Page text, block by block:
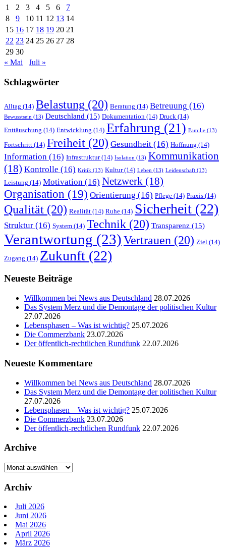
1
2 3 4 5 6
7
8
9 10 11 12 13 14
15 16 17 18 19 20 21
22 23 24 25 26 27 28
29 30
« Mai
Juli »
Schlagwörter
Alltag (14) Belastung (20) Beratung (14) Betreuung (16)
Bewusstsein (13) Deutschland (15) Dokumentation (14) Druck (14)
Enttäuschung (14) Entwicklung (14) Erfahrung (21) Familie (13)
Fortschritt (14) Freiheit (20) Gesundheit (16) Hoffnung (14)
Information (16) Infrastruktur(14) Isolation (13) Kommunikation
(18) Kontrolle (16) Kritik (13) Kultur(14) Leben (13) Leidenschaft (13)
Leistung (14) Motivation (16) Netzwerk (18)
Organisation (19) Orientierung (16) Pflege (14) Praxis (14)
Qualität (20) Realität (14) Ruhe (14) Sicherheit (22)
Struktur (16) System (14) Technik (20) Transparenz (15)
Verantwortung (23)Vertrauen (20) Ziel (14)
Zugang (14) Zukunft (22)
Neueste Beiträge
Willkommen bei News aus Deutschland 28.07.2026
Das System Merz und die Demontage der politischen Kultur
27.07.2026
Lebensphasen – Was ist wichtig? 25.07.2026
Die Commerzbank 23.07.2026
Der öffentlich-rechtlichen Rundfunk 22.07.2026
Neueste Kommentare
Willkommen bei News aus Deutschland 28.07.2026
Das System Merz und die Demontage der politischen Kultur
27.07.2026
Lebensphasen – Was ist wichtig? 25.07.2026
Die Commerzbank 23.07.2026
Der öffentlich-rechtlichen Rundfunk 22.07.2026
Archive
Archive
Archiv
Juli 2026
Juni 2026
Mai 2026
April 2026
März 2026